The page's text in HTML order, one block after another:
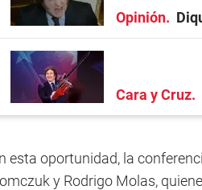
Opinión
Cara y Cruz
esta oportunidad, la
y Rodrigo Molas,